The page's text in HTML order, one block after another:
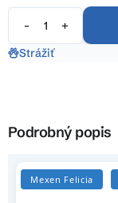
Strážiť
Podrobný popis
Mexen Felicia